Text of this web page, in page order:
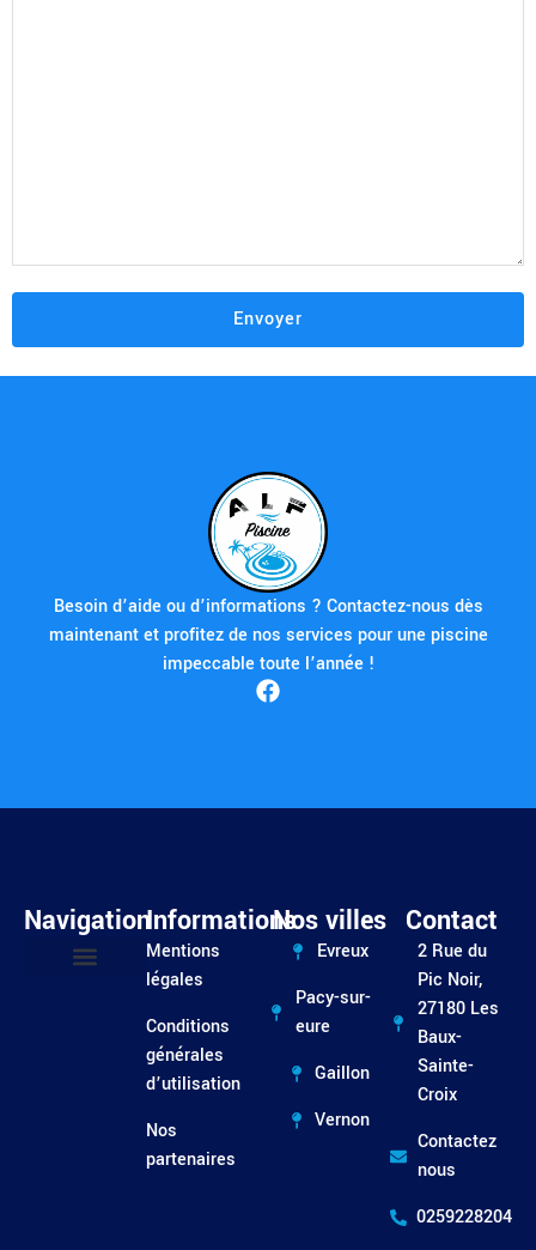
Besoin d’aide ou d’informations ? Contactez-nous dès
maintenant et profitez de nos services pour une piscine
impeccable toute l’année !
NavigationInformations
Mentions
légales
Conditions
générales
d’utilisation
Nos
partenaires
Nos villes
Evreux
Pacy-sur-
eure
Gaillon
Vernon
Contact
2 Rue du
Pic Noir,
27180 Les
Baux-
Sainte-
Croix
Contactez
nous
0259228204